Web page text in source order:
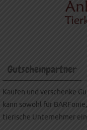
Gutscheinpartner
Kaufen und verschenke
kann sowohl für
tierische Unternehmer